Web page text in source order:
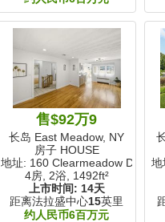
售$92万9
长岛 East Meadow, NY
房子 HOUSE
地址: 160 Clearmeadow Drive
4房, 2浴, 1492ft²
上市时间: 14天
距离法拉盛中心15英里
约人民币6百万元
地